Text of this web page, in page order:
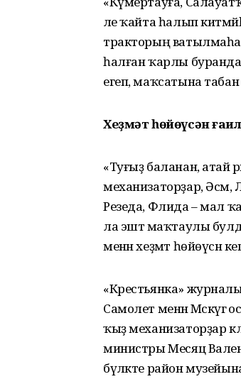
әле ҡайта һалып
тракторың
һалған ҡарлы
егеп, маҡсатына табан
Хеҙмәт һөйөүсән
«Туғыҙ баланан, атай
механизаторҙар, Әсмә,
Резеда, Флида – мал
ла эштә маҡтаулы
менән хеҙмәт һөйөүсән
«Крестьянка»
Самолет менән
ҡыҙ меха­низаторҙар
министры Месяц
бүләкте район